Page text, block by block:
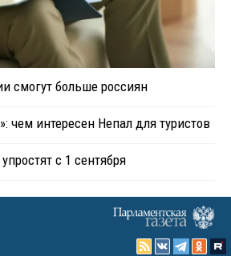
смогут больше россиян
чем интересен Непал для туристов
с 1 сентября